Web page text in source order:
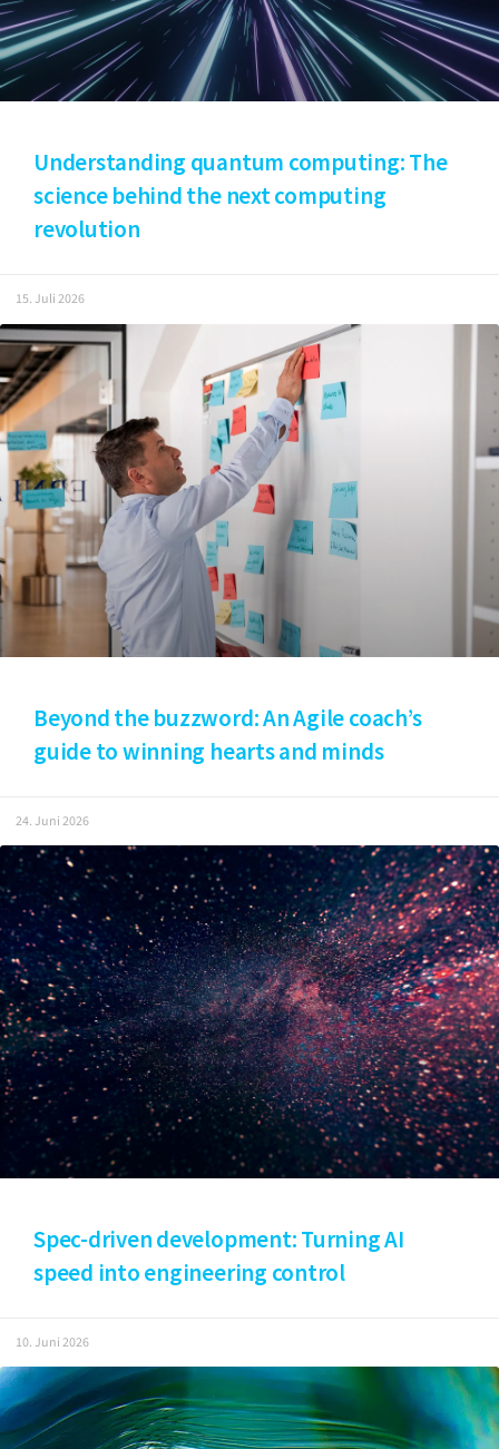
Understanding quantum computing: The
science behind the next computing
revolution
15. Juli 2026
Beyond the buzzword: An Agile coach’s
guide to winning hearts and minds
24. Juni 2026
Spec-driven development: Turning AI
speed into engineering control
10. Juni 2026